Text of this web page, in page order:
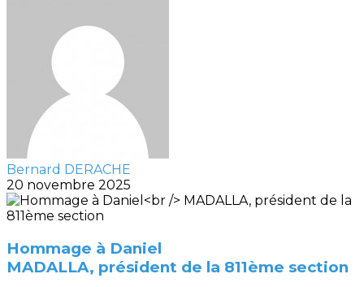
Bernard DERACHE
20 novembre 2025
Hommage à Daniel
MADALLA, président de la 811ème section